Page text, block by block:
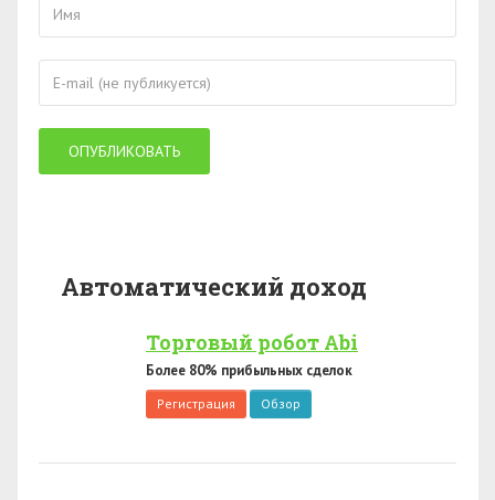
Автоматический доход
Торговый робот Abi
Более 80% прибыльных сделок
Регистрация Обзор